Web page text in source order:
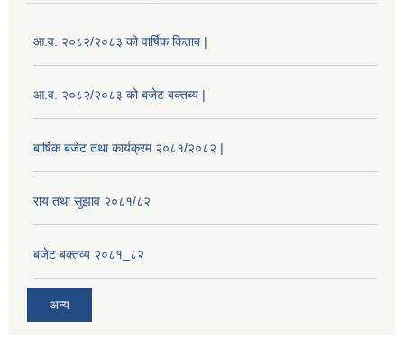
आ.व. २०८२/२०८३ को वार्षिक किताब |
आ.व. २०८२/२०८३ को बजेट बक्तब्य |
बार्षिक बजेट तथा कार्यक्रम २०८१/२०८२ |
राय तथा सुझाव २०८१/८२
बजेट बक्तव्य २०८१_८२
अन्य